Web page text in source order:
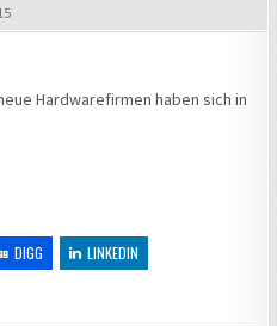
Hardwarefirmen haben sich in
DIGG LINKEDIN